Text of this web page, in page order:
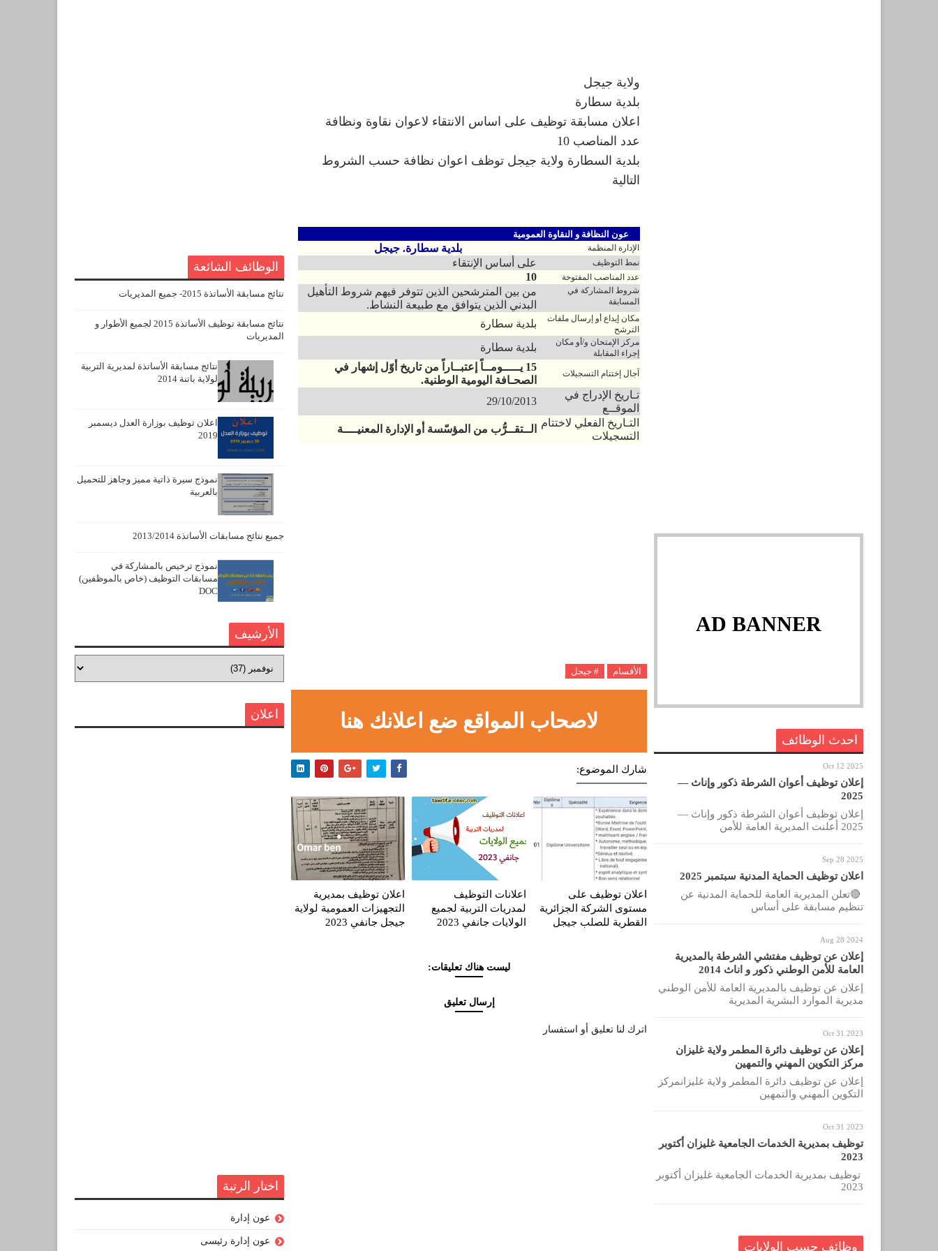
AD BANNER
احدث الوظائف
Oct 12 2025
إعلان توظيف أعوان الشرطة ذكور وإناث —
2025
إعلان توظيف أعوان الشرطة ذكور وإناث —
2025 أعلنت المديرية العامة للأمن
Sep 28 2025
اعلان توظيف الحماية المدنية سبتمبر 2025
🔴تعلن المديرية العامة للحماية المدنية عن
تنظيم مسابقة على أساس
Aug 28 2024
إعلان عن توظيف مفتشي الشرطة بالمديرية
العامة للأمن الوطني ذكور و اناث 2014
إعلان عن توظيف بالمديرية العامة للأمن الوطني
مديرية الموارد البشرية المديرية
Oct 31 2023
إعلان عن توظيف دائرة المطمر ولاية غليزان
مركز التكوين المهني والتمهين
إعلان عن توظيف دائرة المطمر ولاية غليزانمركز
التكوين المهني والتمهين
Oct 31 2023
توظيف بمديرية الخدمات الجامعية غليزان أكتوبر
2023
توظيف بمديرية الخدمات الجامعية غليزان أكتوبر
2023
وظائف حسب الولايات
ولاية جيجل
بلدية سطارة
اعلان مسابقة توظيف على اساس الانتقاء لاعوان نقاوة ونظافة
عدد المناصب 10
بلدية السطارة ولاية جيجل توظف اعوان نظافة حسب الشروط
التالية
عون النظافة و النقاوة العمومية
الإدارة المنظمة
بلدية سطارة. جيجل
نمط التوظيف على أساس الإنتقاء
عدد المناصب المفتوحة 10
شروط المشاركة في
المسابقة
من بين المترشحين الذين تتوفر فيهم شروط التأهيل
البدني الذين يتوافق مع طبيعة النشاط.
مكان إيداع أو إرسال ملفات
الترشح
بلدية سطارة
مركز الإمتحان و/أو مكان
إجراء المقابلة
بلدية سطارة
آجال إختتام التسجيلات
15 يـــــومــاً إعتبــاراً من تاريخ أوّل إشهار في
الصحـافة اليومية الوطنية.
تـاريخ الإدراج في
الموقــع
29/10/2013
التـاريخ الفعلي لاختتام
التسجيلات
الــتقــرُّب من المؤسّسة أو الإدارة المعنيــــة
الأقسام # جيجل
لاصحاب المواقع ضع اعلانك هنا
شارك الموضوع:
اعلان توظيف على
مستوى الشركة الجزائرية
القطرية للصلب جيجل
اعلانات التوظيف
لمدريات التربية لجميع
الولايات جانفي 2023
اعلان توظيف بمديرية
التجهيزات العمومية لولاية
جيجل جانفي 2023
ليست هناك تعليقات:
إرسال تعليق
اترك لنا تعليق أو استفسار
الوظائف الشائعة
نتائج مسابقة الأساتذة 2015- جميع المديريات
نتائج مسابقة توظيف الأساتذة 2015 لجميع الأطوار و
المديريات
نتائج مسابقة الأساتذة لمديرية التربية
لولاية باتنة 2014
اعلان توظيف بوزارة العدل ديسمبر
2019
نموذج سيرة ذاتية مميز وجاهز للتحميل
بالعربية
جميع نتائج مسابقات الأساتذة 2013/2014
نموذج ترخيص بالمشاركة في
مسابقات التوظيف (خاص بالموظفين)
DOC
الأرشيف
اعلان
اختار الرتبة
عون إدارة
عون إدارة رئيسى